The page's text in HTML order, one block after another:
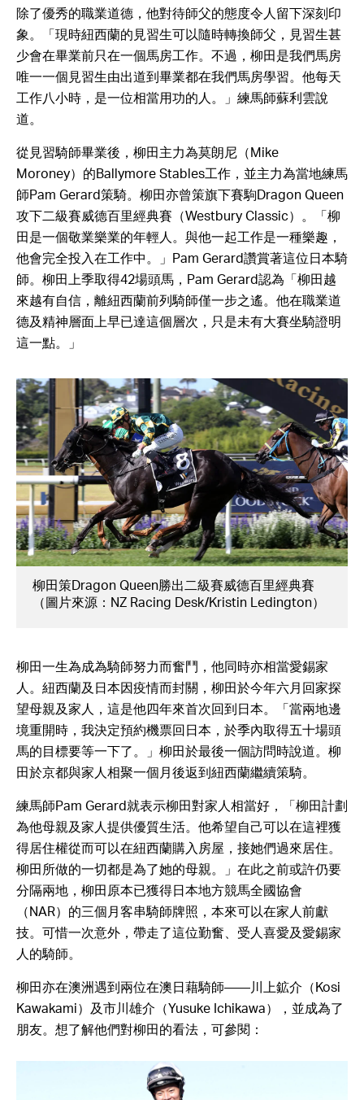
除了優秀的職業道德，他對待師父的態度令人留下深刻印
象。「現時紐西蘭的見習生可以隨時轉換師父，見習生甚
少會在畢業前只在一個馬房工作。不過，柳田是我們馬房
唯一一個見習生由出道到畢業都在我們馬房學習。他每天
工作八小時，是一位相當用功的人。」練馬師蘇利雲說
道。
從見習騎師畢業後，柳田主力為莫朗尼（Mike
Moroney）的Ballymore Stables工作，並主力為當地練馬
師Pam Gerard策騎。柳田亦曾策旗下賽駒Dragon Queen
攻下二級賽威德百里經典賽（Westbury Classic）。「柳
田是一個敬業樂業的年輕人。與他一起工作是一種樂趣，
他會完全投入在工作中。」Pam Gerard讚賞著這位日本騎
師。柳田上季取得42場頭馬，Pam Gerard認為「柳田越
來越有自信，離紐西蘭前列騎師僅一步之遙。他在職業道
德及精神層面上早已達這個層次，只是未有大賽坐騎證明
這一點。」
柳田策Dragon Queen勝出二級賽威德百里經典賽
（圖片來源：NZ Racing Desk/Kristin Ledington）
柳田一生為成為騎師努力而奮鬥，他同時亦相當愛錫家
人。紐西蘭及日本因疫情而封關，柳田於今年六月回家探
望母親及家人，這是他四年來首次回到日本。「當兩地邊
境重開時，我決定預約機票回日本，於季內取得五十場頭
馬的目標要等一下了。」柳田於最後一個訪問時說道。柳
田於京都與家人相聚一個月後返到紐西蘭繼續策騎。
練馬師Pam Gerard就表示柳田對家人相當好，「柳田計劃
為他母親及家人提供優質生活。他希望自己可以在這裡獲
得居住權從而可以在紐西蘭購入房屋，接她們過來居住。
柳田所做的一切都是為了她的母親。」在此之前或許仍要
分隔兩地，柳田原本已獲得日本地方競馬全國協會
（NAR）的三個月客串騎師牌照，本來可以在家人前獻
技。可惜一次意外，帶走了這位勤奮、受人喜愛及愛錫家
人的騎師。
柳田亦在澳洲遇到兩位在澳日藉騎師——川上鉱介（Kosi
Kawakami）及市川雄介（Yusuke Ichikawa），並成為了
朋友。想了解他們對柳田的看法，可參閱：